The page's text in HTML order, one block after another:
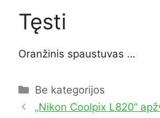
Tęsti
Oranžinis spaustuvas …
Kategorijos
Be kategorijos
„Nikon Coolpix L820“